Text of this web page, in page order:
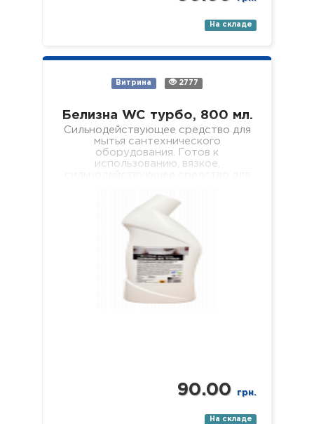
На складе
Витрина 2777
Белизна WC турбо, 800 мл.
Сильнодействующее средство для
мытья сантехнического
оборудования. Готов к
использованию, вязкое,
удаления мочевого камня,
кальциевых и известковых
отложений с внутренних
поверхностей…
90.00 грн.
На складе